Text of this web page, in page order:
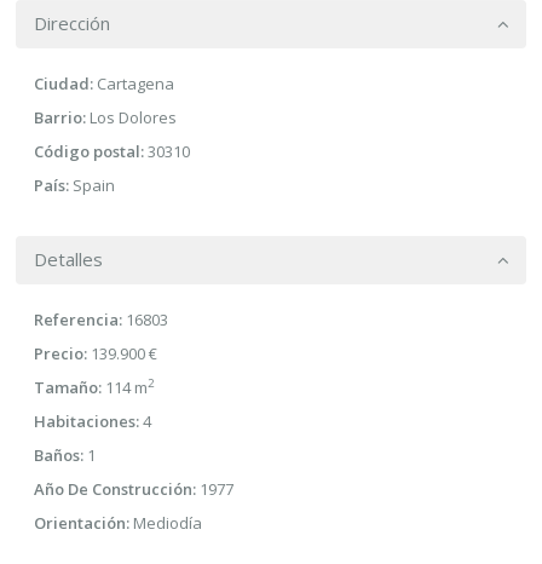
Dirección
Ciudad: Cartagena
Barrio: Los Dolores
Código postal:30310
País: Spain
Detalles
Referencia: 16803
Precio: 139.900 €
Tamaño: 114 m2
Habitaciones:4
Baños: 1
Año De Construcción: 1977
Orientación: Mediodía